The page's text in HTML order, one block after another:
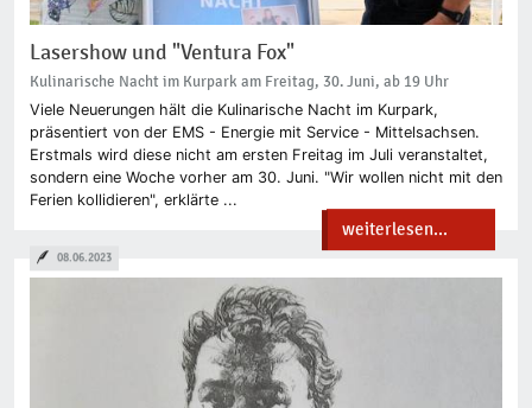
Lasershow und "Ventura Fox"
Kulinarische Nacht im Kurpark am Freitag, 30. Juni, ab 19 Uhr
Viele Neuerungen hält die Kulinarische Nacht im Kurpark,
präsentiert von der EMS - Energie mit Service - Mittelsachsen.
Erstmals wird diese nicht am ersten Freitag im Juli veranstaltet,
sondern eine Woche vorher am 30. Juni. "Wir wollen nicht mit den
Ferien kollidieren", erklärte ...
weiterlesen...
08.06.2023